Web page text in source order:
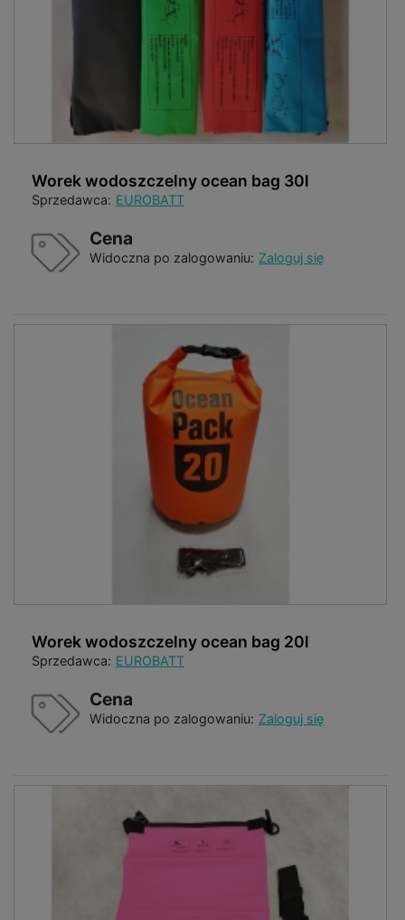
Worek wodoszczelny ocean bag 30l
Sprzedawca: EUROBATT
Cena
Widoczna po zalogowaniu: Zaloguj się
Worek wodoszczelny ocean bag 20l
Sprzedawca: EUROBATT
Cena
Widoczna po zalogowaniu: Zaloguj się